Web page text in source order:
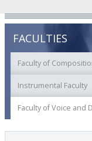
FACULTIES
Faculty of
Instrumental Faculty
Faculty of Voice and